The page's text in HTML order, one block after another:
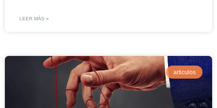
LEER MÁS »
articulos